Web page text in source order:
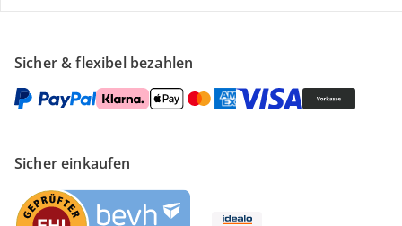
Sicher & flexibel bezahlen
Sicher einkaufen